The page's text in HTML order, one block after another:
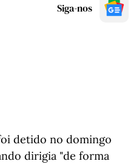
Siga-nos
detido no domingo
dirigia "de forma